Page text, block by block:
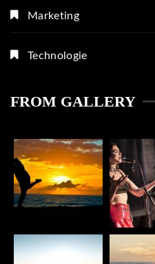
Marketing
Technologie
FROM GALLERY